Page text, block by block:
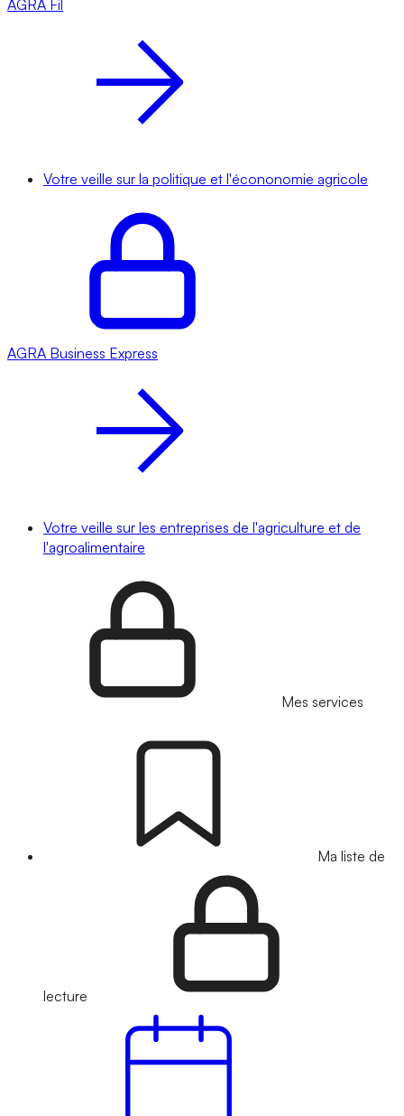
AGRA Fil
Votre veille sur la politique et l'écononomie agricole
AGRA Business Express
Votre veille sur les entreprises de l'agriculture et de
l'agroalimentaire
Mes services
Ma liste de
lecture